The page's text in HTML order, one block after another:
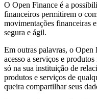
O Open Finance é a
financeiros permitirem o
movimentações financeiras
segura e ágil.
Em outras palavras, o Open
acesso a serviços e
só na sua instituição de
produtos e serviços de
queira compartilhar seus